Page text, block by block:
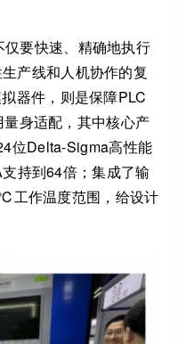
要快速、精确地执行
产线和人机协作的复
器件，则是保障PLC
身适配，其中核心产
位Delta-Sigma高性能
持到64倍；集成了输
工作温度范围，给设计